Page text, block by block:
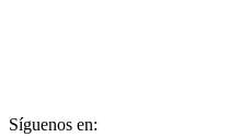
Síguenos en: